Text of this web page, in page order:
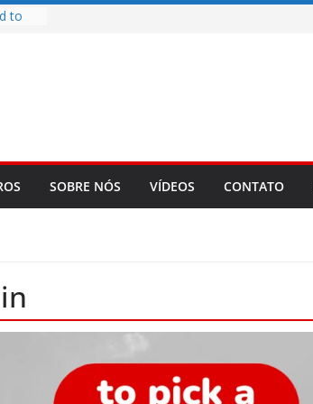
to
SOBRE NÓS VÍDEOS CONTATO